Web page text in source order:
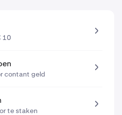
10
contant geld
te staken